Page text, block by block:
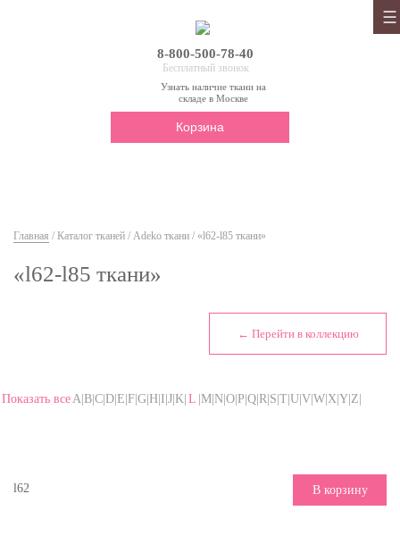
8-800-500-78-40
Бесплатный звонок
Узнать наличие ткани на
складе в Москве
Корзина
Главная / Каталог тканей / Adeko ткани / «l62-l85 ткани»
«l62-l85 ткани»
← Перейти в коллекцию
Показать всеA|B|C|D|E|F|G|H|I|J|K| L |M|N|O|P|Q|R|S|T|U|V|W|X|Y|Z|
l62 В корзину